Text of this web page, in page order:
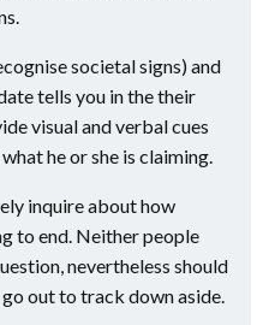
societal signs) and
tells you in the their
visual and verbal cues
he or she is claiming.
inquire about how
to end. Neither people
nevertheless should
out to track down aside.